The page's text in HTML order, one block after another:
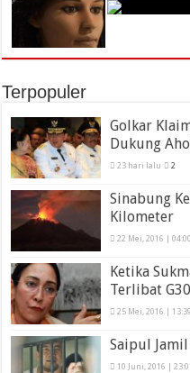
Terpopuler
Golkar
Dukung
23 hari lalu 2
Sinabung
Kilometer
22 Mei, 2016 | 04:00
Ketika
Terlibat
25 Mei, 2016 | 13:39
Saipul Jamil
10 Juni, 2016 | 23:01